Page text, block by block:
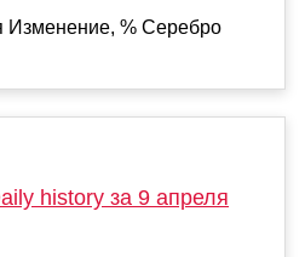
Изменение, % Серебро
history за 9 апреля